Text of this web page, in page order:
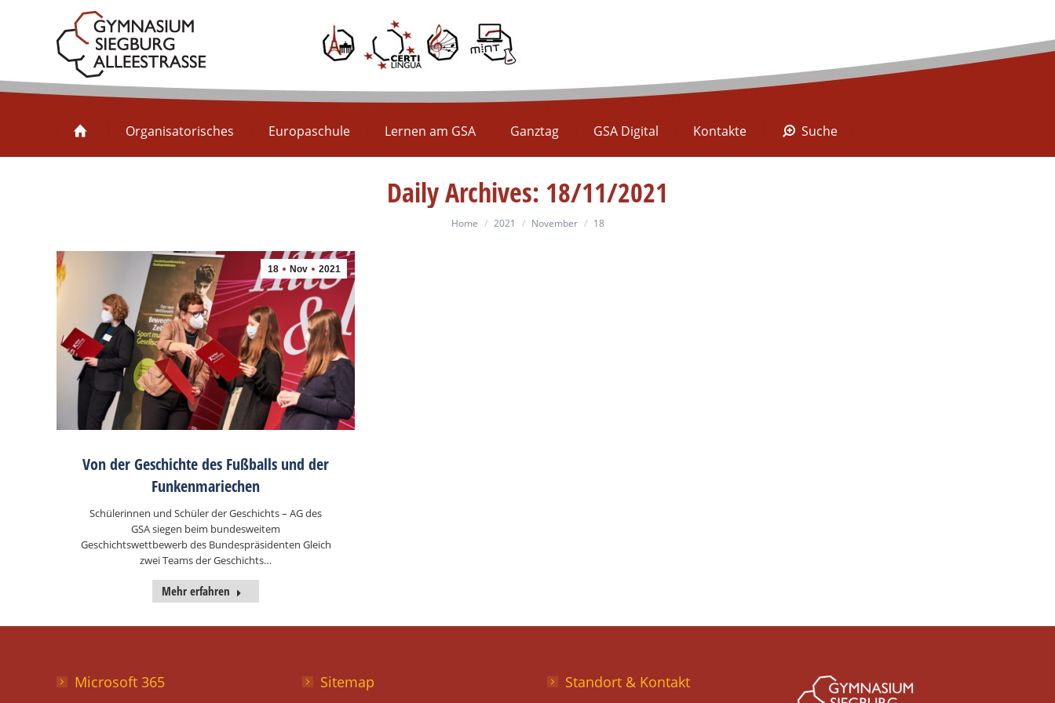
Organisatorisches Europaschule Lernen am GSA Ganztag GSA Digital Kontakte Suche
Daily Archives: 18/11/2021
You are here:
Home 2021 November 18
18 Nov 2021
Von der Geschichte des Fußballs und der
Funkenmariechen
Schülerinnen und Schüler der Geschichts – AG des
GSA siegen beim bundesweitem
Geschichtswettbewerb des Bundespräsidenten Gleich
zwei Teams der Geschichts…
Mehr erfahren
Microsoft 365
Sitemap
Standort & Kontakt
Europaschule Lernen am GSA